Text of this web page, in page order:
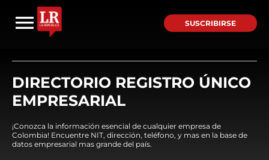
SUSCRIBIRSE
DIRECTORIO REGISTRO ÚNICO
EMPRESARIAL
¡Conozca la información esencial de cualquier empresa de
Colombia! Encuentre NIT, dirección, teléfono, y mas en la base de
datos empresarial mas grande del país.